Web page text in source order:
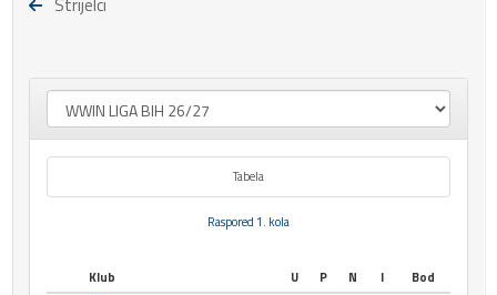
Tabela
Raspored 1. kola
Klub U P N I
Bod